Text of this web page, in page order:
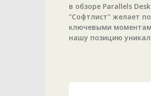
в обзоре Parallels
"Софтлист" желает
ключевыми
нашу позицию